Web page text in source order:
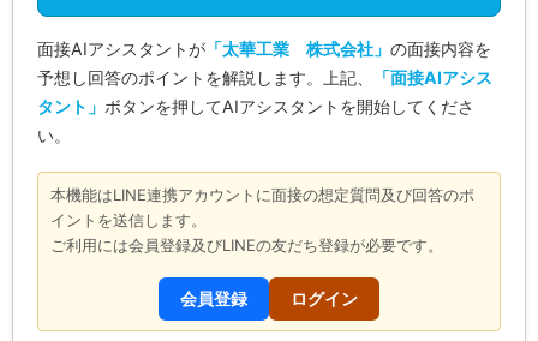
面接AIアシスタントが 「太華工業 株式会社」 の面接内容を
予想し回答のポイントを解説します。上記、
「面接AIアシス
タント」 ボタンを押してAIアシスタントを開始してくださ
い。
本機能はLINE連携アカウントに面接の想定質問及び回答のポ
イントを送信します。
ご利用には会員登録及びLINEの友だち登録が必要です。
会員登録 ログイン